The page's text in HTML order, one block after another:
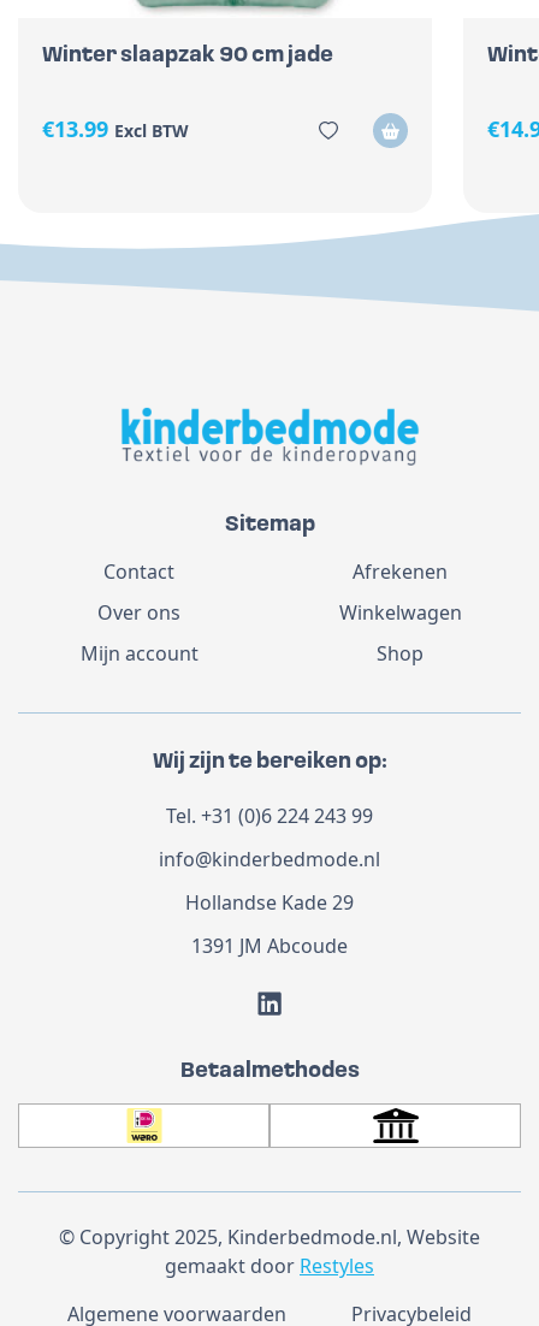
Winter slaapzak 90 cm jade
€13.99 Excl BTW €
Sitemap
Contact
Over ons
Mijn account
Afrekenen
Winkelwagen
Shop
Wij zijn te bereiken op:
Tel. +31 (0)6 224 243 99
info@kinderbedmode.nl
Hollandse Kade 29
1391 JM Abcoude
Betaalmethodes
© Copyright 2025, Kinderbedmode.nl, Website
gemaakt door Restyles
Algemene voorwaarden
Privacybeleid